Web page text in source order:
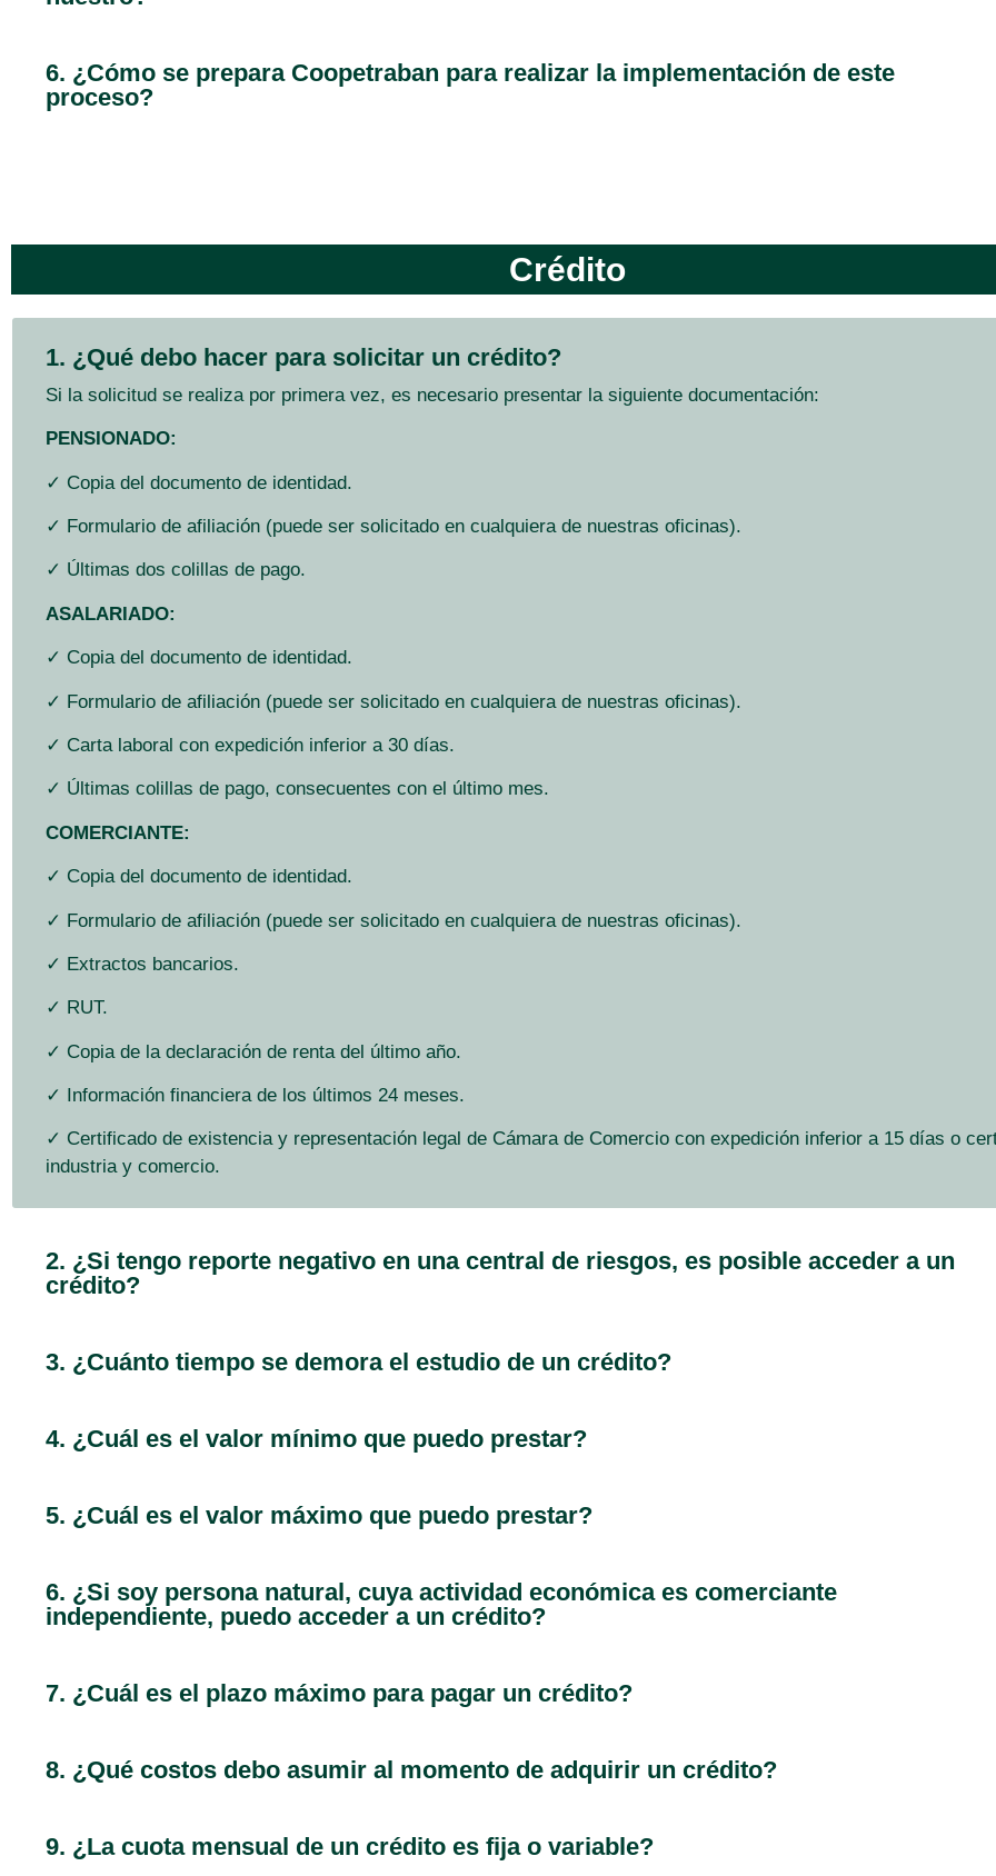
6. ¿Cómo se prepara Coopetraban para realizar la implementación de este
proceso?
Crédito
1. ¿Qué debo hacer para solicitar un crédito?
Si la solicitud se realiza por primera vez, es necesario presentar la siguiente documentación:
PENSIONADO:
✓ Copia del documento de identidad.
✓ Formulario de afiliación (puede ser solicitado en cualquiera de nuestras oficinas).
✓ Últimas dos colillas de pago.
ASALARIADO:
✓ Copia del documento de identidad.
✓ Formulario de afiliación (puede ser solicitado en cualquiera de nuestras oficinas).
✓ Carta laboral con expedición inferior a 30 días.
✓ Últimas colillas de pago, consecuentes con el último mes.
COMERCIANTE:
✓ Copia del documento de identidad.
✓ Formulario de afiliación (puede ser solicitado en cualquiera de nuestras oficinas).
✓ Extractos bancarios.
✓ RUT.
✓ Copia de la declaración de renta del último año.
✓ Información financiera de los últimos 24 meses.
✓ Certificado de existencia y representación legal de Cámara de Comercio con expedición inferior a 15 días o
industria y comercio.
2. ¿Si tengo reporte negativo en una central de riesgos, es posible acceder a un
crédito?
3. ¿Cuánto tiempo se demora el estudio de un crédito?
4. ¿Cuál es el valor mínimo que puedo prestar?
5. ¿Cuál es el valor máximo que puedo prestar?
6. ¿Si soy persona natural, cuya actividad económica es comerciante
independiente, puedo acceder a un crédito?
7. ¿Cuál es el plazo máximo para pagar un crédito?
8. ¿Qué costos debo asumir al momento de adquirir un crédito?
9. ¿La cuota mensual de un crédito es fija o variable?